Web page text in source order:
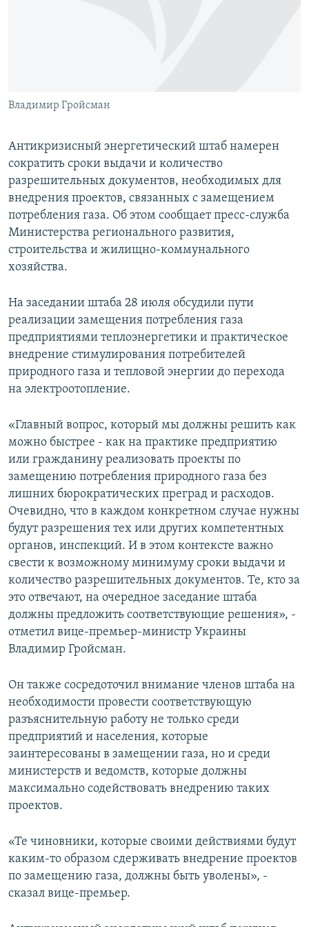
Все сайты RFE/RL
Владимир Гройсман
Антикризисный энергетический штаб намерен
сократить сроки выдачи и количество
разрешительных документов, необходимых для
внедрения проектов, связанных с замещением
потребления газа. Об этом сообщает пресс-служба
Министерства регионального развития,
строительства и жилищно-коммунального
хозяйства.
На заседании штаба 28 июля обсудили пути
реализации замещения потребления газа
предприятиями теплоэнергетики и практическое
внедрение стимулирования потребителей
природного газа и тепловой энергии до перехода
на электроотопление.
«Главный вопрос, который мы должны решить как
можно быстрее - как на практике предприятию
или гражданину реализовать проекты по
замещению потребления природного газа без
лишних бюрократических преград и расходов.
Очевидно, что в каждом конкретном случае нужны
будут разрешения тех или других компетентных
органов, инспекций. И в этом контексте важно
свести к возможному минимуму сроки выдачи и
количество разрешительных документов. Те, кто за
это отвечают, на очередное заседание штаба
должны предложить соответствующие решения», -
отметил вице-премьер-министр Украины
Владимир Гройсман.
Он также сосредоточил внимание членов штаба на
необходимости провести соответствующую
разъяснительную работу не только среди
предприятий и населения, которые
заинтересованы в замещении газа, но и среди
министерств и ведомств, которые должны
максимально содействовать внедрению таких
проектов.
«Те чиновники, которые своими действиями будут
каким-то образом сдерживать внедрение проектов
по замещению газа, должны быть уволены», -
сказал вице-премьер.